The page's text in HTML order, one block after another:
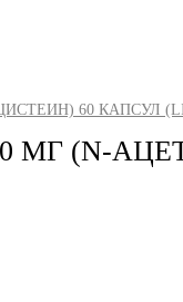
60 КАПСУЛ
МГ (N-